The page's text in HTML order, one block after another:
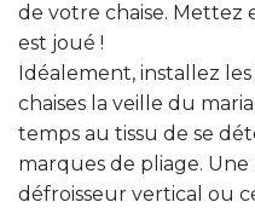
de votre chaise. Mettez
est joué !
Idéalement, installez
chaises la veille du
temps au tissu de se
marques de pliage.
défroisseur vertical ou